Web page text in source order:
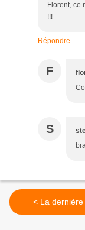
Florent, ce
!!!
Répondre
F
S
< La dernière